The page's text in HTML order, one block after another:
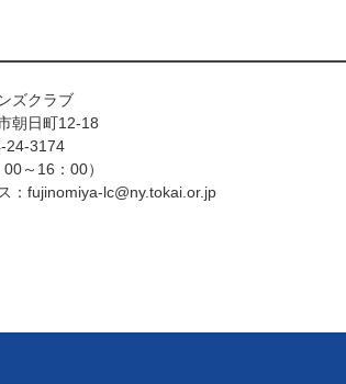
ズクラブ
朝日町12-18
24-3174
～16：00）
：fujinomiya-lc@ny.tokai.or.jp